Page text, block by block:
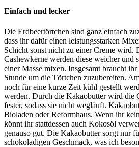
Einfach und lecker
Die Erdbeertörtchen sind ganz einfach
dass ihr dafür einen leistungsstarken
Schicht sonst nicht zu einer Creme wird.
Cashewkerne werden diese weicher und
einer Masse mixen. Insgesamt braucht
Stunde um die Törtchen zuzubereiten.
noch für eine kurze Zeit kühl gestellt
werden. Durch die Kakaobutter wird die
fester, sodass sie nicht wegläuft.
Bioladen oder Reformhaus. Wenn ihr
könnt ihr stattdessen auch Kokosöl
genauso gut. Die Kakaobutter sorgt nur
schokoladigen Geschmack, was ich